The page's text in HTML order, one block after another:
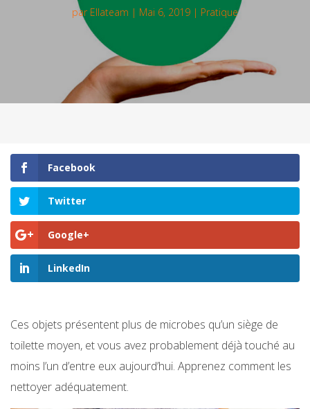
par Ellateam | Mai 6, 2019 | Pratique
Facebook
Twitter
Google+
LinkedIn
Ces objets présentent plus de microbes qu’un siège de
toilette moyen, et vous avez probablement déjà touché au
moins l’un d’entre eux aujourd’hui. Apprenez comment les
nettoyer adéquatement.